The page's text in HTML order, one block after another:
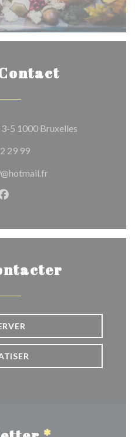
5 1000 Bruxelles
29 99
Facebook ((ouvre une